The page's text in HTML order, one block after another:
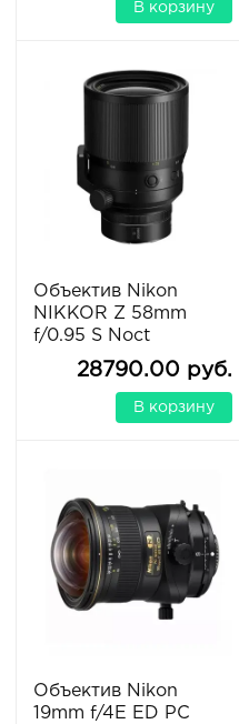
В корзину
Объектив Nikon
NIKKOR Z 58mm
f/0.95 S Noct
28790.00 руб.
В корзину
Объектив Nikon
19mm f/4E ED PC